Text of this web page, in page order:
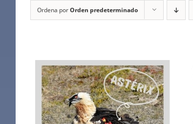
Ordena porOrden predeterminado